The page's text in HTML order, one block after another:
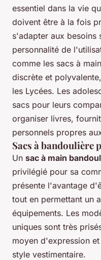
essentiel dans la vie
doivent être à la fois
s'adapter aux besoins
personnalité de
comme les sacs à
discrète et
les Lycées. Les
sacs pour leurs
organiser livres,
personnels propres
Sacs à bandoulière
Un sac à main
privilégié pour sa
présente l'avantage
tout en permettant un
équipements. Les
uniques sont très
moyen d'expression
style vestimentaire.